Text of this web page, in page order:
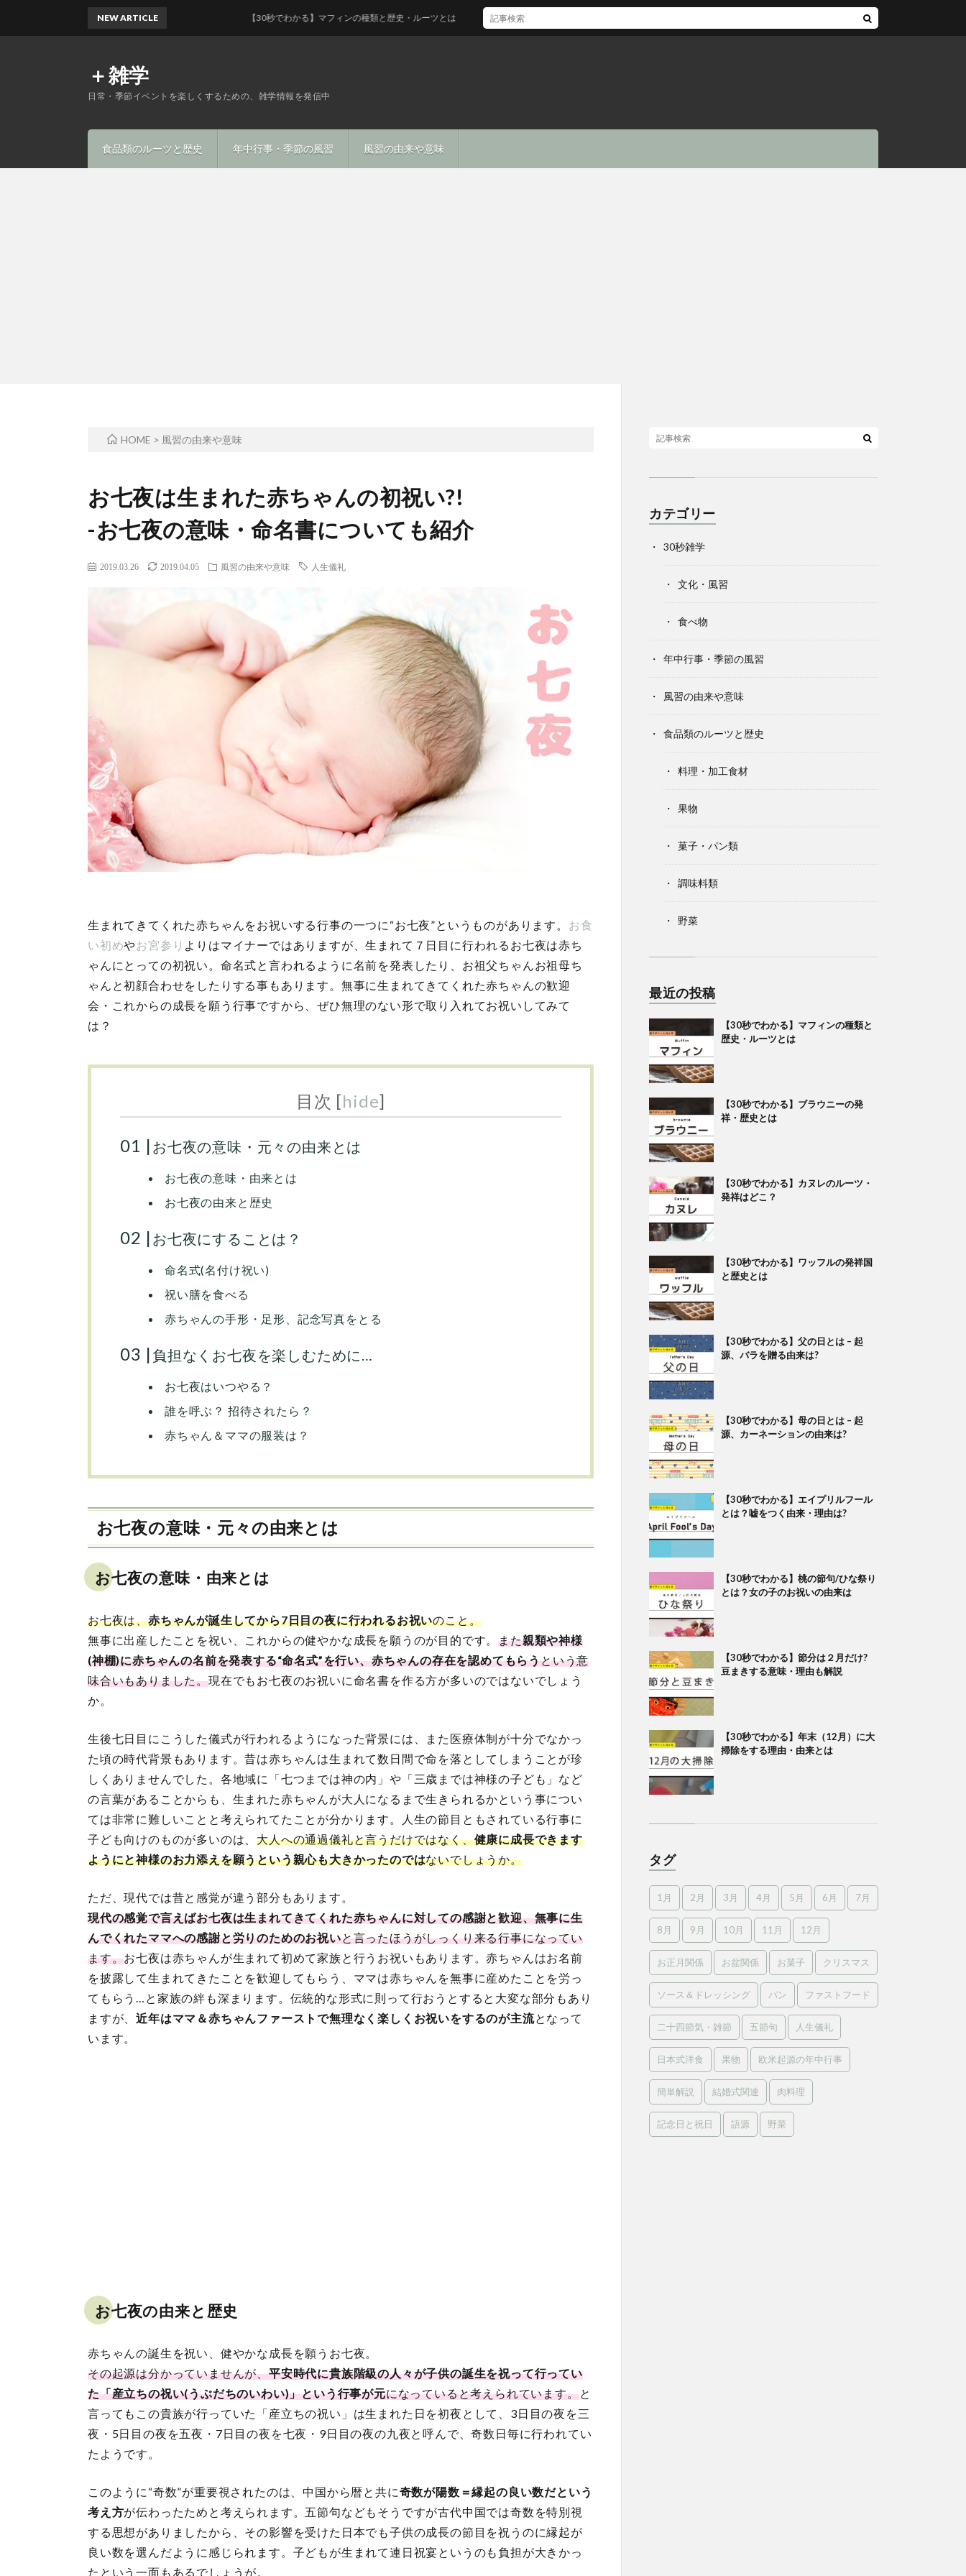
＋雑学
日常・季節イベントを楽しくするための、雑学情報を発信中
食品類のルーツと歴史 年中行事・季節の風習 風習の由来や意味
NEW ARTICLE 【30秒でわかる】マフィンの種類と歴史・ルーツとは
HOME > 風習の由来や意味
お七夜は生まれた赤ちゃんの初祝い?!
-お七夜の意味・命名書についても紹介
2019.03.26 2019.04.05 風習の由来や意味 人生儀礼
生まれてきてくれた赤ちゃんをお祝いする行事の一つに“お七夜”というものがあります。
お食
い初めやお宮参り よりはマイナーではありますが、生まれて７日目に行われるお七夜は赤ち
ゃんにとっての初祝い。命名式と言われるように名前を発表したり、お祖父ちゃんお祖母ち
ゃんと初顔合わせをしたりする事もあります。無事に生まれてきてくれた赤ちゃんの歓迎
会・これからの成長を願う行事ですから、ぜひ無理のない形で取り入れてお祝いしてみて
は？
目次 [hide]
お七夜の意味・元々の由来とは
お七夜の意味・由来とは
お七夜の由来と歴史
お七夜にすることは？
命名式(名付け祝い)
祝い膳を食べる
赤ちゃんの手形・足形、記念写真をとる
負担なくお七夜を楽しむために…
お七夜はいつやる？
誰を呼ぶ？ 招待されたら？
赤ちゃん＆ママの服装は？
お七夜の意味・元々の由来とは
お七夜の意味・由来とは
お七夜は、赤ちゃんが誕生してから7日目の夜に行われるお祝いのこと。
無事に出産したことを祝い、これからの健やかな成長を願うのが目的です。また親類や神様
(神棚)に赤ちゃんの名前を発表する“命名式”を行い、赤ちゃんの存在を認めてもらうという意
味合いもありました。現在でもお七夜のお祝いに命名書を作る方が多いのではないでしょう
か。
生後七日目にこうした儀式が行われるようになった背景には、また医療体制が十分でなかっ
た頃の時代背景もあります。昔は赤ちゃんは生まれて数日間で命を落としてしまうことが珍
しくありませんでした。各地域に「七つまでは神の内」や「三歳までは神様の子ども」など
の言葉があることからも、生まれた赤ちゃんが大人になるまで生きられるかという事につい
ては非常に難しいことと考えられてたことが分かります。人生の節目ともされている行事に
子ども向けのものが多いのは、大人への通過儀礼と言うだけではなく、健康に成長できます
ようにと神様のお力添えを願うという親心も大きかったのではないでしょうか。
ただ、現代では昔と感覚が違う部分もあります。
現代の感覚で言えばお七夜は生まれてきてくれた赤ちゃんに対しての感謝と歓迎、無事に生
んでくれたママへの感謝と労りのためのお祝いと言ったほうがしっくり来る行事になってい
ます。お七夜は赤ちゃんが生まれて初めて家族と行うお祝いもあります。赤ちゃんはお名前
を披露して生まれてきたことを歓迎してもらう、ママは赤ちゃんを無事に産めたことを労っ
てもらう…と家族の絆も深まります。伝統的な形式に則って行おうとすると大変な部分もあり
ますが、近年はママ＆赤ちゃんファーストで無理なく楽しくお祝いをするのが主流 となって
います。
お七夜の由来と歴史
赤ちゃんの誕生を祝い、健やかな成長を願うお七夜。
その起源は分かっていませんが、平安時代に貴族階級の人々が子供の誕生を祝って行ってい
た「産立ちの祝い(うぶだちのいわい)」という行事が元になっていると考えられています。と
言ってもこの貴族が行っていた「産立ちの祝い」は生まれた日を初夜として、3日目の夜を三
夜・5日目の夜を五夜・7日目の夜を七夜・9日目の夜の九夜と呼んで、奇数日毎に行われてい
たようです。
このように“奇数”が重要視されたのは、中国から暦と共に奇数が陽数＝縁起の良い数だという
考え方が伝わったためと考えられます。五節句などもそうですが古代中国では奇数を特別視
する思想がありましたから、その影響を受けた日本でも子供の成長の節目を祝うのに縁起が
良い数を選んだように感じられます。子どもが生まれて連日祝宴というのも負担が大きかっ
たという一面もあるでしょうが。
カテゴリー
30秒雑学
文化・風習
食べ物
年中行事・季節の風習
風習の由来や意味
食品類のルーツと歴史
料理・加工食材
果物
菓子・パン類
調味料類
野菜
最近の投稿
【30秒でわかる】マフィンの種類と
歴史・ルーツとは
【30秒でわかる】ブラウニーの発
祥・歴史とは
【30秒でわかる】カヌレのルーツ・
発祥はどこ？
【30秒でわかる】ワッフルの発祥国
と歴史とは
【30秒でわかる】父の日とは – 起
源、バラを贈る由来は?
【30秒でわかる】母の日とは – 起
源、カーネーションの由来は?
【30秒でわかる】エイプリルフール
とは？嘘をつく由来・理由は?
【30秒でわかる】桃の節句/ひな祭り
とは？女の子のお祝いの由来は
【30秒でわかる】節分は２月だけ?
豆まきする意味・理由も解説
【30秒でわかる】年末（12月）に大
掃除をする理由・由来とは
タグ
1月 2月 3月 4月 5月 6月 7月
8月 9月 10月 11月 12月
お正月関係 お盆関係 お菓子 クリスマス
ソース＆ドレッシング パン ファストフード
二十四節気・雑節 五節句 人生儀礼
日本式洋食 果物 欧米起源の年中行事
簡単解説 結婚式関連 肉料理
記念日と祝日 語源 野菜